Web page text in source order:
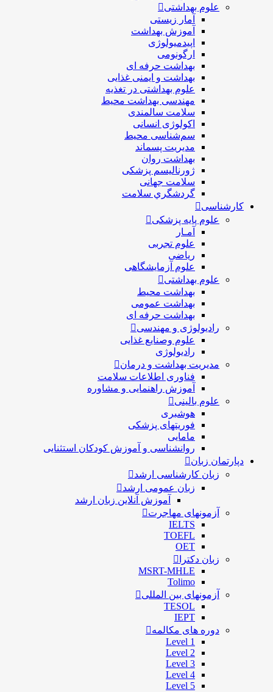
علوم بهداشتی
آمار زیستی
آموزش بهداشت
اپیدمیولوژی
ارگونومی
بهداشت حرفه ای
بهداشت و ایمنی غذایی
علوم بهداشتی در تغذیه
مهندسی بهداشت محيط
سلامت سالمندی
اکولوژی انسانی
سم‌شناسی محیط
مدیریت پسماند
بهداشت روان
ژورنالیسم پزشکی
سلامت جهانی
گردشگري سلامت
کارشناسی
علوم پایه پزشکی
آمـار
علوم تجربی
ریاضی
علوم آزمایشگاهی
علوم بهداشتی
بهداشت محیط
بهداشت عمومی
بهداشت حرفه ای
رادیولوژی و مهندسی
علوم وصنایع غذایی
رادیولوژی
مدیریت بهداشت و درمان
فناوری اطلاعات سلامت
آموزش راهنمایی و مشاوره
علوم بالینی
هوشبری
فوریتهای پزشکی
مامایی
روانشناسی و آموزش کودکان استثنایی
دپارتمان زبان
زبان کارشناسی ارشد
زبان عمومی ارشد
آموزش آنلاین زبان ارشد
آزمونهای مهاجرت
IELTS
TOEFL
OET
زبان دکترا
MSRT-MHLE
Tolimo
آزمونهای بین المللی
TESOL
IEPT
دوره های مکالمه
Level 1
Level 2
Level 3
Level 4
Level 5